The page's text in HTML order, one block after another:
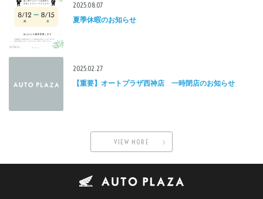
2025.08.07
夏季休暇のお知らせ
2025.02.27
【重要】オートプラザ西神店 一時閉店のお知らせ
VIEW MORE